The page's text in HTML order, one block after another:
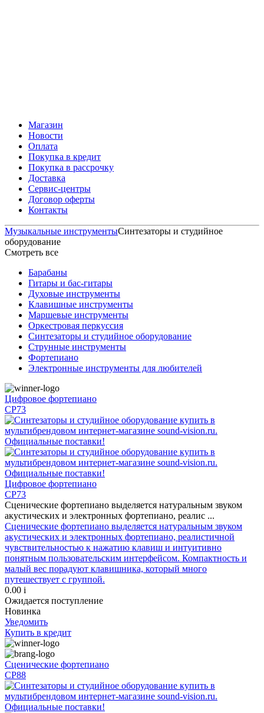
Магазин
Новости
Оплата
Покупка в кредит
Покупка в рассрочку
Доставка
Сервис-центры
Договор оферты
Контакты
Музыкальные инструментыСинтезаторы и студийное
оборудование
Смотреть все
Барабаны
Гитары и бас-гитары
Духовые инструменты
Клавишные инструменты
Маршевые инструменты
Оркестровая перкуссия
Синтезаторы и студийное оборудование
Струнные инструменты
Фортепиано
Электронные инструменты для любителей
Цифровое фортепиано
CP73
Цифровое фортепиано
CP73
Сценические фортепиано выделяется натуральным звуком
акустических и электронных фортепиано, реалис ...
Сценические фортепиано выделяется натуральным звуком
акустических и электронных фортепиано, реалистичной
чувствительностью к нажатию клавиш и интуитивно
понятным пользовательским интерфейсом. Компактность и
малый вес порадуют клавишника, который много
путешествует с группой.
0.00 i
Ожидается поступление
Новинка
Уведомить
Купить в кредит
Сценические фортепиано
CP88